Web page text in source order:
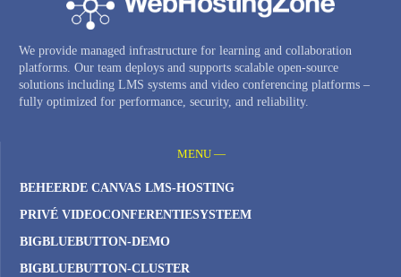
We provide managed infrastructure for learning and collaboration
platforms. Our team deploys and supports scalable open-source
solutions including LMS systems and video conferencing platforms –
fully optimized for performance, security, and reliability.
MENU —
BEHEERDE CANVAS LMS-HOSTING
PRIVÉ VIDEOCONFERENTIESYSTEEM
BIGBLUEBUTTON-DEMO
BIGBLUEBUTTON-CLUSTER